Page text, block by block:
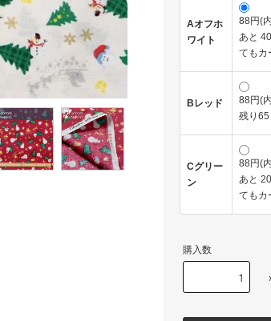
Aオフホ
ワイト
88円(
あと
てもカ
Bレッド
88円(
残り
Cグリー
ン
88円(
あと
てもカ
購入数